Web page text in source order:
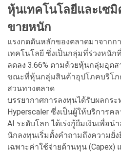
หุ้นเทคโนโลยีและเซ
ขายหนัก
แรงกดดันหลักของตลาดมาจากก
เทคโนโลยี ซึ่งเป็นกลุ่มที่ร่วงหนัก
ลดลง 3.66% ตามด้วยหุ้นกลุ่มอุต
ขณะที่หุ้นกลุ่มสินค้าอุปโภคบริโภ
สวนทางตลาด
บรรยากาศการลงทุนได้รับผลกร
Hyperscaler ซึ่งเป็นผู้ให้บริการค
AI ระดับโลก ได้เร่งกู้ยืมเงินเพื่อ
นักลงทุนเริ่มตั้งคำถามถึงความยั่
เฉพาะค่าใช้จ่ายด้านทุน (Capex)